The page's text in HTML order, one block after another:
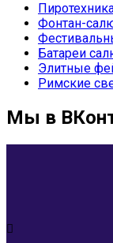
Фонтан-
Батареи
Элитные
Римские
Мы в